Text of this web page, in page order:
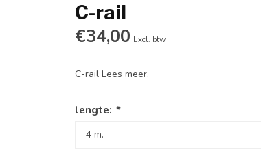
C-rail
€34,00 Excl. btw
C-railLees meer.
lengte: *